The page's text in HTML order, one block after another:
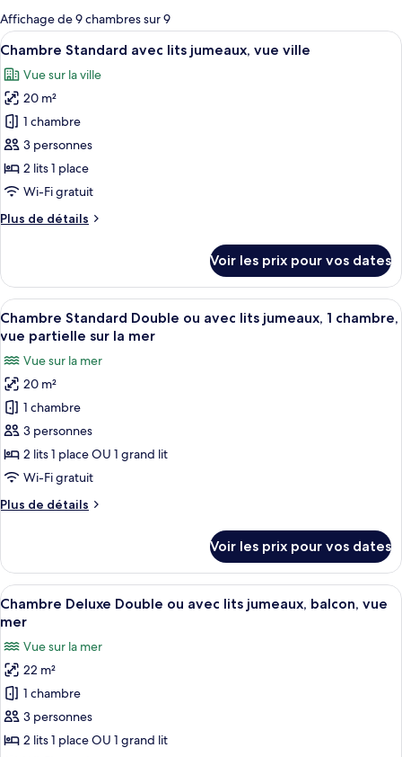
pour
les
chambres
Affichage de 9 chambres sur 9
Afficher
toutes
les
photos
pour
ce
type
de
chambre :
Chambre
lits
jumeaux,
vue
ville
Une chambre d’hôtel avec un lit, un
9
Chambre Standard avec lits jumeaux, vue ville
Vue sur la ville
20 m²
1 chambre
3 personnes
2 lits 1 place
Wi-Fi gratuit
Plus de détails
Plus
le
type
de
chambre
Chambre
Standard
avec
lits
jumeaux,
vue
Voir les prix pour vos dates
Afficher
toutes
photos
pour
ce
type
de
chambre :
Standard
avec
lits
jumeaux,
1
chambre,
vue
partielle
sur
la
Une chambre d’hôtel avec un lit, un
9
Chambre Standard Double ou avec lits jumeaux, 1 chambre,
vue partielle sur la mer
Vue sur la mer
20 m²
1 chambre
3 personnes
2 lits 1 place OU 1 grand lit
Wi-Fi gratuit
Plus de détails
Plus
le
type
de
chambre
Standard
Double
ou
avec
lits
Voir les prix pour vos dates
Afficher
toutes
photos
pour
ce
type
de
Une chambre d’hôtel avec un lit,
7
Chambre Deluxe Double ou avec lits jumeaux, balcon, vue
mer
Vue sur la mer
22 m²
1 chambre
3 personnes
2 lits 1 place OU 1 grand lit